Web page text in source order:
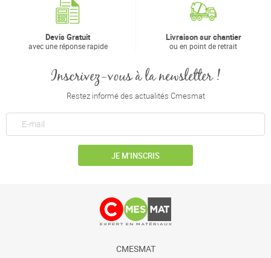
Devis Gratuit
avec une réponse rapide
Livraison sur chantier
ou en point de retrait
Inscrivez-vous à la newsletter !
Restez informé des actualités Cmesmat
JE M’INSCRIS
CMESMAT